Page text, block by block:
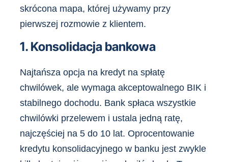
skrócona mapa, której używamy przy
pierwszej rozmowie z klientem.
1. Konsolidacja bankowa
Najtańsza opcja na kredyt na spłatę
chwilówek, ale wymaga akceptowalnego BIK i
stabilnego dochodu. Bank spłaca wszystkie
chwilówki przelewem i ustala jedną ratę,
najczęściej na 5 do 10 lat. Oprocentowanie
kredytu konsolidacyjnego w banku jest zwykle